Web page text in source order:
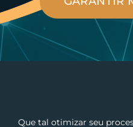
Que tal otimizar seu